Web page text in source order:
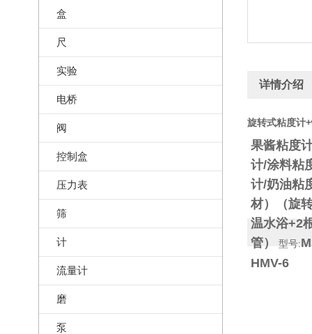
盒
尺
实验
电桥
阀
控制盒
压力表
筛
计
流量计
磨
泵
详情介绍
旋转式粘度计
果酱粘度
计/涂料粘
计/奶油粘
材）（旋
温水浴+2
管）
型号:
HMV-6